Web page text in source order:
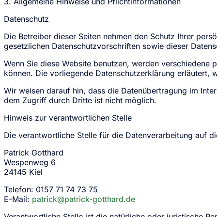
Datenschutz
Die Betreiber dieser Seiten nehmen den Schutz Ihrer
gesetzlichen Datenschutzvorschriften sowie dieser
Wenn Sie diese Website benutzen, werden
können. Die vorliegende Datenschutzerklärung
Wir weisen darauf hin, dass die Datenübertragung im
dem Zugriff durch Dritte ist nicht möglich.
Hinweis zur verantwortlichen Stelle
Die verantwortliche Stelle für die Datenverarbeitung auf
Patrick Gotthard
Wespenweg 6
24145 Kiel
Telefon: 0157 71 74 73 75
E-Mail: patrick@patrick-gotthard.de